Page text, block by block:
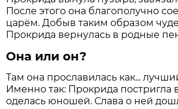
После этого она благополучно
царём. Добыв таким образом
Прокрида вернулась в родные
Она или он?
Там она прославилась как...
Именно так: Прокрида постригла
оделась юношей. Слава о ней